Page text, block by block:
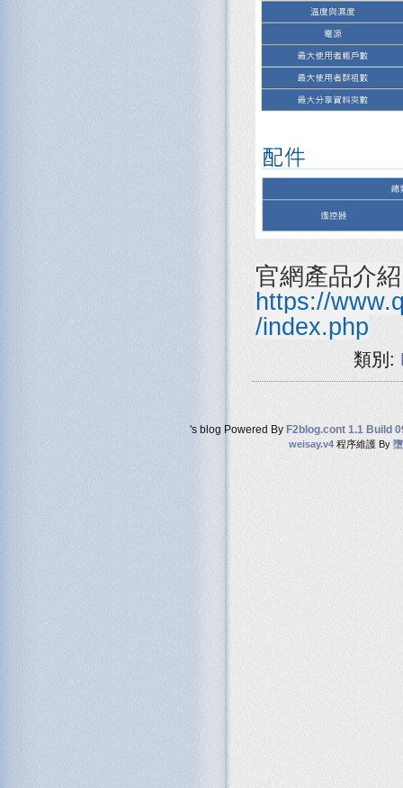
官網產品介
https://
/index.php
類別:
's blog Powered By F2blog.cont 1.1 Build
weisay.v4程序維護 By